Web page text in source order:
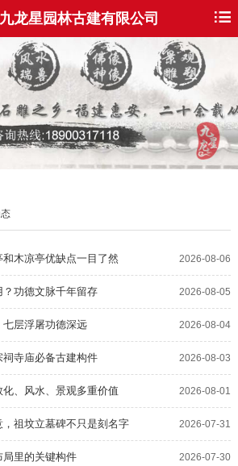
龙星园林古建有限公司
木凉亭优缺点一目了然 2026-08-06
功德文脉千年留存 2026-08-05
层浮屠功德深远 2026-08-04
寺庙必备古建构件 2026-08-03
、风水、景观多重价值 2026-08-01
祖坟立墓碑不只是刻名字 2026-07-31
里的关键构件 2026-07-30